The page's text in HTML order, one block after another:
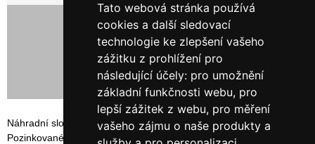
Tato webová stránka používá
cookies a další sledovací
technologie ke zlepšení vašeho
zážitku z prohlížení pro
následující účely: pro umožnění
základní funkčnosti webu, pro
lepší zážitek z webu, pro měření
vašeho zájmu o naše produkty a
329,00 Kč bez DPH
398,09 Kč s DPH
Náhradní sloupek regálu ORION PLUS 4,2x4,2x200 cm.
Pozinkované provedení.